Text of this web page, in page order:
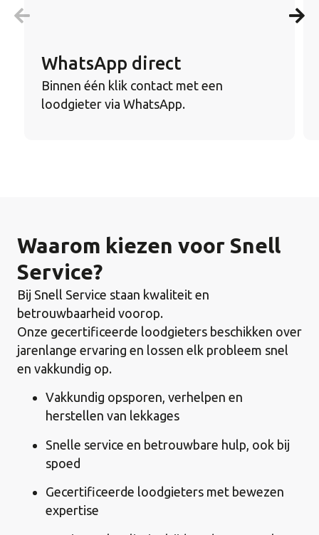
WhatsApp direct
Binnen één klik contact met een
loodgieter via WhatsApp.
Waarom kiezen voor Snell
Service?
Bij Snell Service staan kwaliteit en
betrouwbaarheid voorop.
Onze gecertificeerde loodgieters beschikken over
jarenlange ervaring en lossen elk probleem snel
en vakkundig op.
Vakkundig opsporen, verhelpen en
herstellen van lekkages
Snelle service en betrouwbare hulp, ook bij
spoed
Gecertificeerde loodgieters met bewezen
expertise